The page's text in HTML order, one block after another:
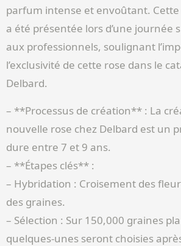
parfum intense et envoûtant.
a été présentée lors d’une journée
aux professionnels, soulignant
l’exclusivité de cette rose dans le
Delbard.
– **Processus de création** : La
nouvelle rose chez Delbard est un
dure entre 7 et 9 ans.
– **Étapes clés** :
– Hybridation : Croisement des
des graines.
– Sélection : Sur 150,000 graines
quelques-unes seront choisies